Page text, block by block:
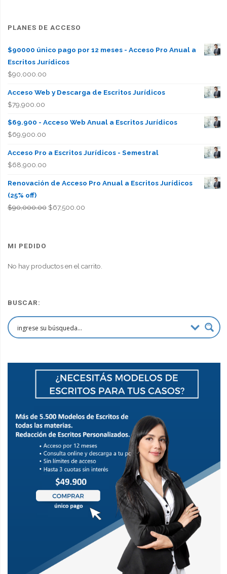
PLANES DE ACCESO
$90000 único pago por 12 meses - Acceso Pro Anual a
Escritos Jurídicos
$90,000.00
Acceso Web y Descarga de Escritos Jurídicos
$79,900.00
$69.900 - Acceso Web Anual a Escritos Jurídicos
$69,900.00
Acceso Pro a Escritos Jurídicos - Semestral
$68,900.00
Renovación de Acceso Pro Anual a Escritos Jurídicos
(25% off)
$90,000.00 El
$67,500.00El
MI PEDIDO
No hay productos en el carrito.
BUSCAR: